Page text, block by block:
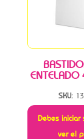
SKU:
Debes iniciar
ver el